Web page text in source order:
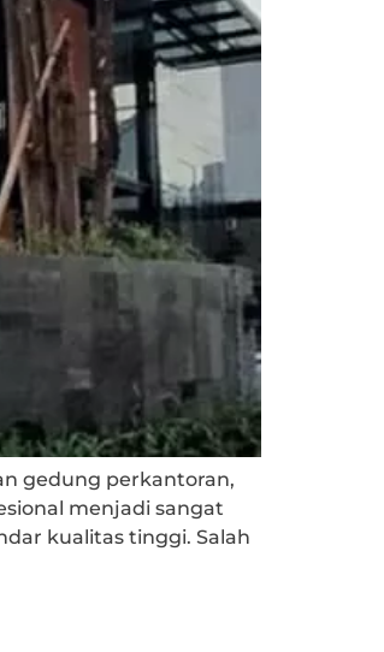
gedung perkantoran,
menjadi sangat
kualitas tinggi. Salah